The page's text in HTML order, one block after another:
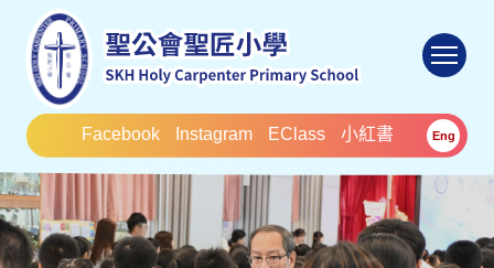
Facebook Instagram EClass 小紅書 Eng